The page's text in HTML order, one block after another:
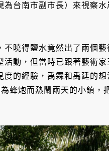
台南市副市長）來視察
曉得鹽水竟然出了兩個
動，但當時已跟著藝術
的經驗，禹霖和禹廷的
炮而熱鬧兩天的小鎮，